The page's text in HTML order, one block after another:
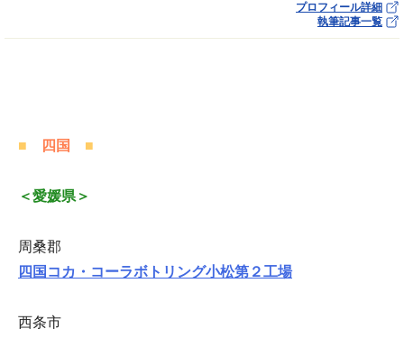
プロフィール詳細
執筆記事一覧
■ 四国 ■
＜愛媛県＞
周桑郡
四国コカ・コーラボトリング小松第２工場
西条市